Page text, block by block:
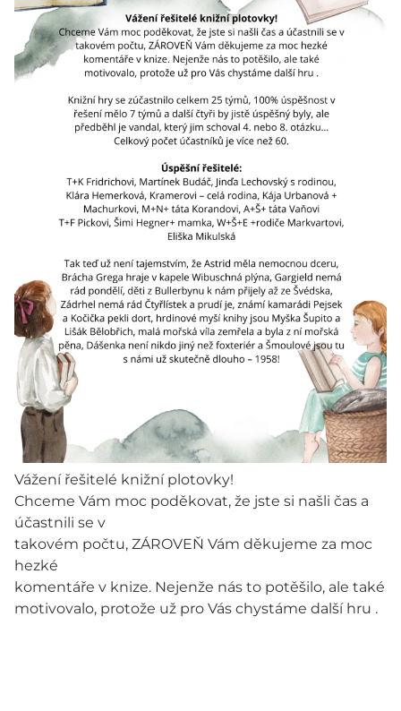
Vážení řešitelé knižní plotovky!
Chceme Vám moc poděkovat, že jste si našli čas a
účastnili se v
takovém počtu, ZÁROVEŇ Vám děkujeme za moc
hezké
komentáře v knize. Nejenže nás to potěšilo, ale také
motivovalo, protože už pro Vás chystáme další hru .